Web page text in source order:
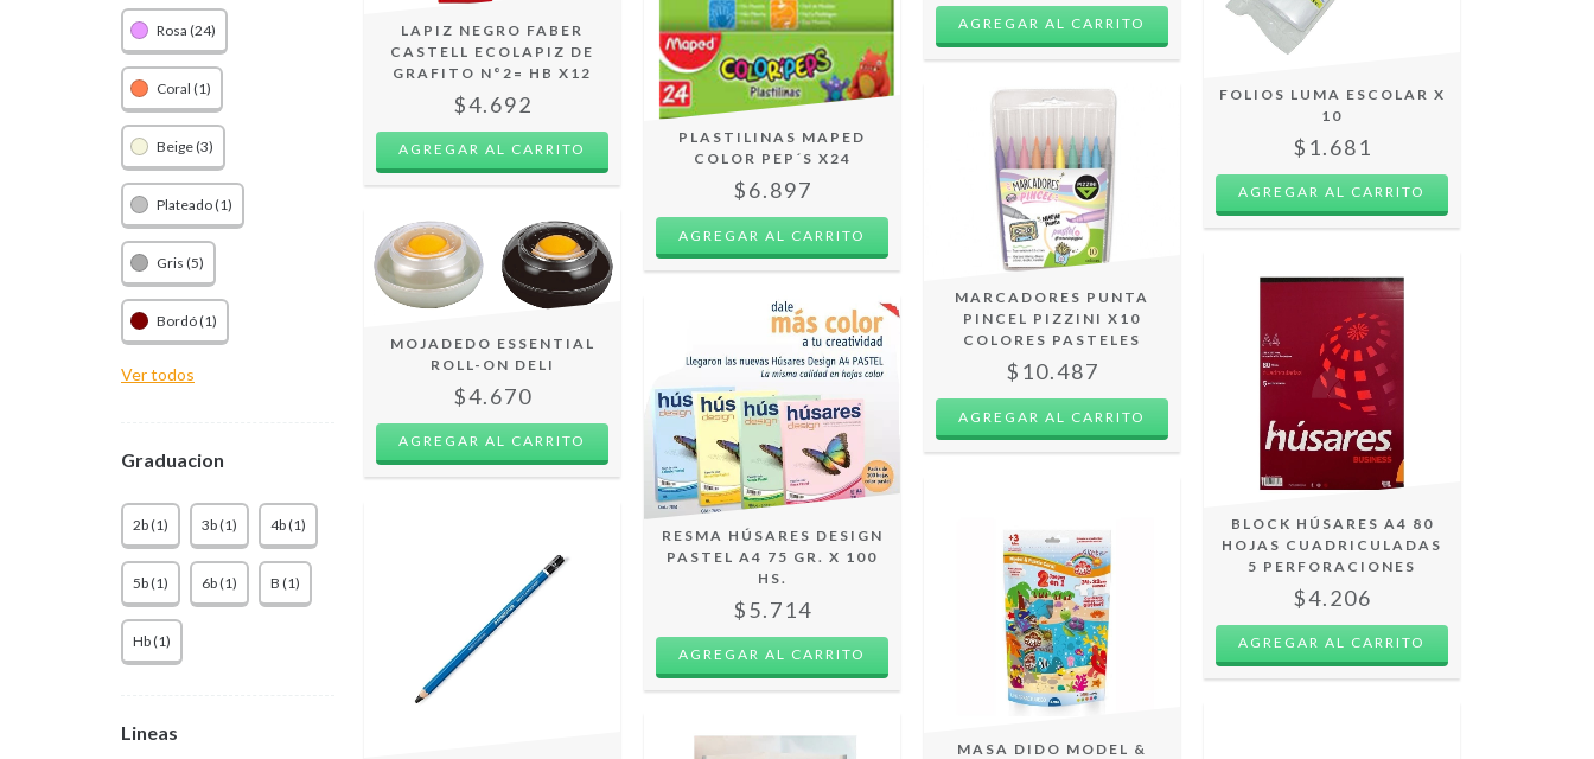
Rosa (24)
Coral (1)
Beige (3)
Plateado (1)
Gris (5)
Bordó (1)
Ver todos
Graduacion
2b (1) 3b (1) 4b (1)
5b (1) 6b (1) B (1)
Hb (1)
Lineas
LAPIZ NEGRO FABER
CASTELL ECOLAPIZ DE
GRAFITO N°2= HB X12
$4.692
PLASTILINAS MAPED
COLOR PEP´S X24
$6.897
AGREGAR AL CARRITO
FOLIOS LUMA ESCOLAR X
10
$1.681
MOJADEDO ESSENTIAL
ROLL-ON DELI
$4.670
AGREGAR AL CARRITO
RESMA HÚSARES DESIGN
PASTEL A4 75 GR. X 100
HS.
$5.714
AGREGAR AL CARRITO
MARCADORES PUNTA
PINCEL PIZZINI X10
COLORES PASTELES
$10.487
BLOCK HÚSARES A4 80
HOJAS CUADRICULADAS
5 PERFORACIONES
$4.206
MASA DIDO MODEL &